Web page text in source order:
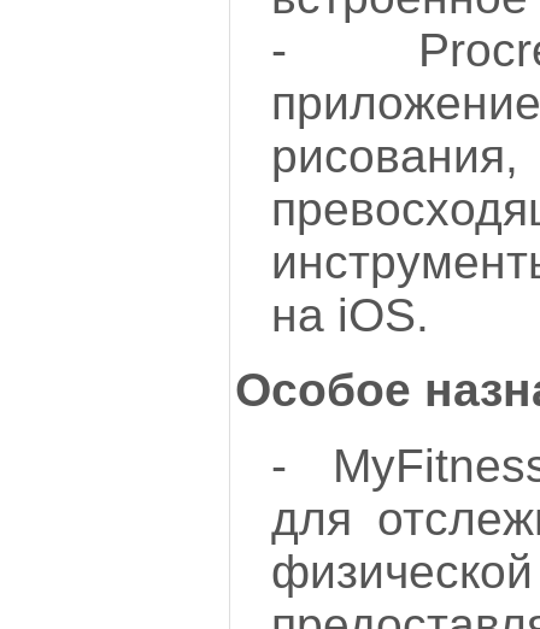
-
на iOS.
Особое
-
для